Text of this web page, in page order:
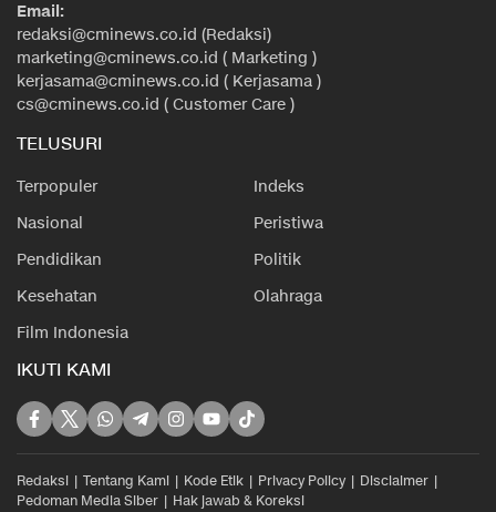
Email:
redaksi@cminews.co.id (Redaksi)
marketing@cminews.co.id ( Marketing )
kerjasama@cminews.co.id ( Kerjasama )
cs@cminews.co.id ( Customer Care )
TELUSURI
Terpopuler
Indeks
Nasional
Peristiwa
Pendidikan
Politik
Kesehatan
Olahraga
Film Indonesia
IKUTI KAMI
Redaksi Tentang Kami Kode Etik Privacy Policy
Disclaimer
Pedoman Media Siber
Hak jawab & Koreksi